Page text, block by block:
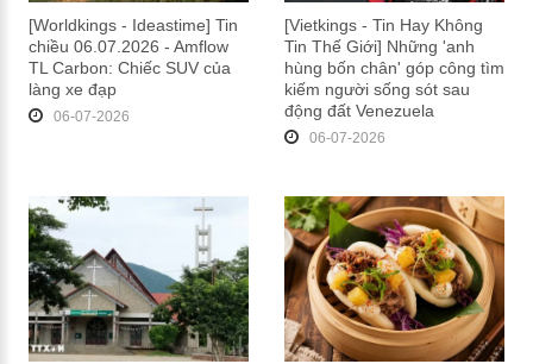
[Worldkings - Ideastime] Tin
chiều 06.07.2026 - Amflow
TL Carbon: Chiếc SUV của
làng xe đạp
06-07-2026
[Vietkings - Tin Hay Không
Tin Thế Giới] Những 'anh
hùng bốn chân' góp công tìm
kiếm người sống sót sau
động đất Venezuela
06-07-2026